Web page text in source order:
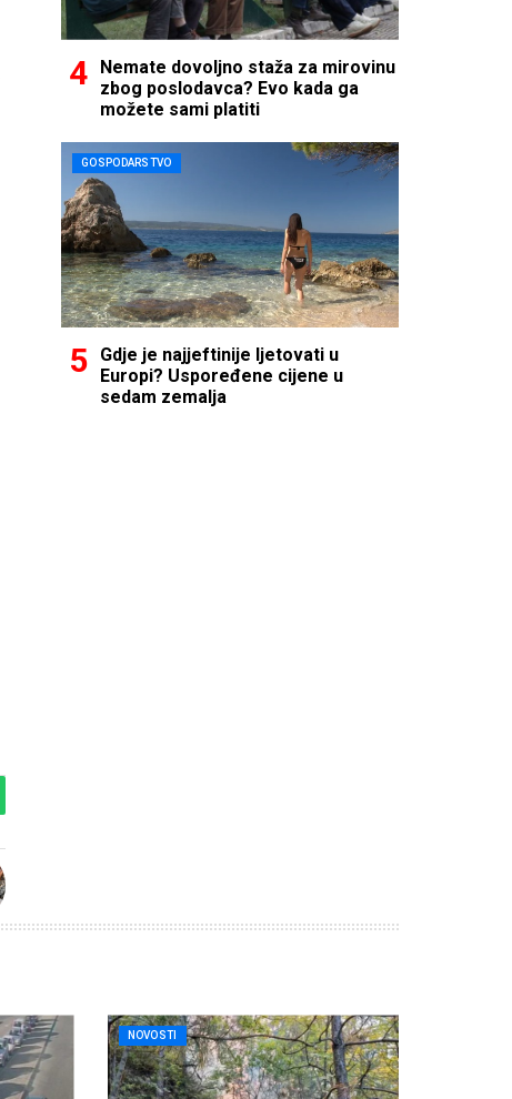
Nemate dovoljno staža za mirovinu
zbog poslodavca? Evo kada ga
možete sami platiti
GOSPODARSTVO
Gdje je najjeftinije ljetovati u
Europi? Uspoređene cijene u
sedam zemalja
NOVOSTI